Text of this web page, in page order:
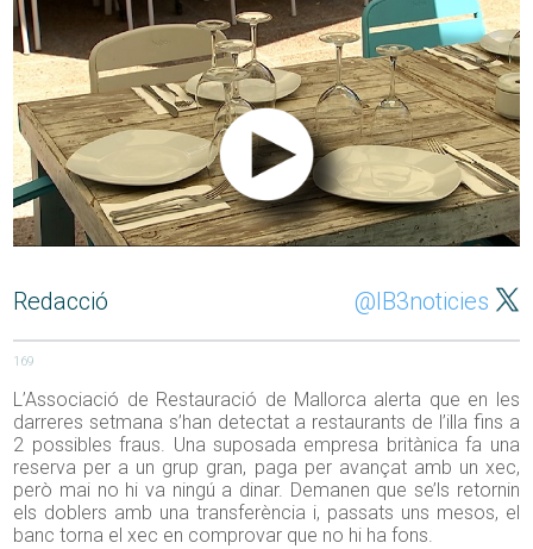
Redacció @IB3noticies
169
L’Associació de Restauració de Mallorca alerta que en les
darreres setmana s’han detectat a restaurants de l’illa fins a
2 possibles fraus. Una suposada empresa britànica fa una
reserva per a un grup gran, paga per avançat amb un xec,
però mai no hi va ningú a dinar. Demanen que se’ls retornin
els doblers amb una transferència i, passats uns mesos, el
banc torna el xec en comprovar que no hi ha fons.